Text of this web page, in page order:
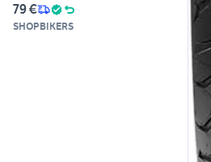
79 €
SHOPBIKERS